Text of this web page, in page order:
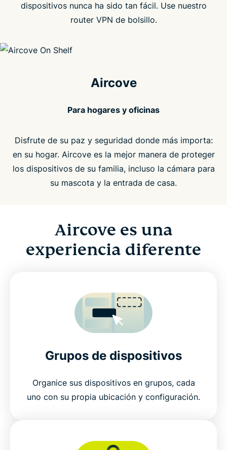
dispositivos nunca ha sido tan fácil. Use nuestro
router VPN de bolsillo.
Aircove
Para hogares y oficinas
Disfrute de su paz y seguridad donde más importa:
en su hogar. Aircove es la mejor manera de proteger
los dispositivos de su familia, incluso la cámara para
su mascota y la entrada de casa.
Aircove es una
experiencia diferente
Grupos de dispositivos
Organice sus dispositivos en grupos, cada
uno con su propia ubicación y configuración.